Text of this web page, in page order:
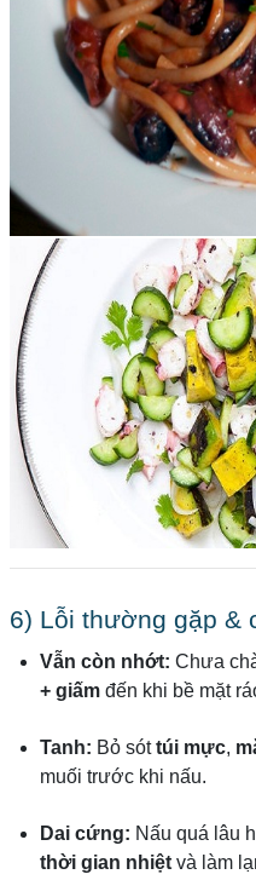
6) Lỗi thường gặp &
Vẫn còn nhớt: Chưa
+ giấmđến khi bề mặt
Tanh: Bỏ sóttúi mực,
muối trước khi nấu.
Dai cứng: Nấu quá lâu
thời gian nhiệtvà làm